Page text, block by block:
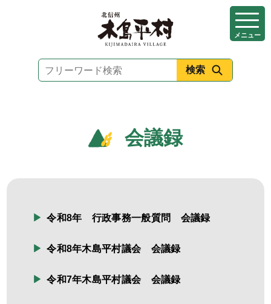
メニュー
会議録
令和8年 行政事務一般質問 会議録
令和8年木島平村議会 会議録
令和7年木島平村議会 会議録